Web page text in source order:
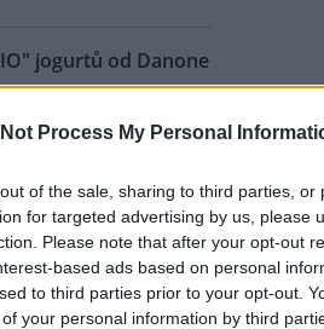
Not Process My Personal
of the sale, sharing to third parties,
for targeted advertising by us, please
Please note that after your opt-out
based ads based on personal
to third parties prior to your opt-out.
your personal information by third
jogurtů od Danone
zákaz prodeje
Danonese značkou
sdružení a dvě
"BIO Bifidus Aktiv"
pro potraviny,
Pavla Douchy z
reklamu, která
zemědělce, pro